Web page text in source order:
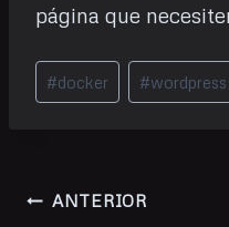
página que
Etiquetas
de
#docker #wordpress
Navegación
ANTERIOR